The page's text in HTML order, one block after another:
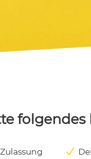
folgendes
N